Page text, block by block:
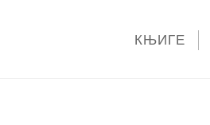
КЊИГЕ